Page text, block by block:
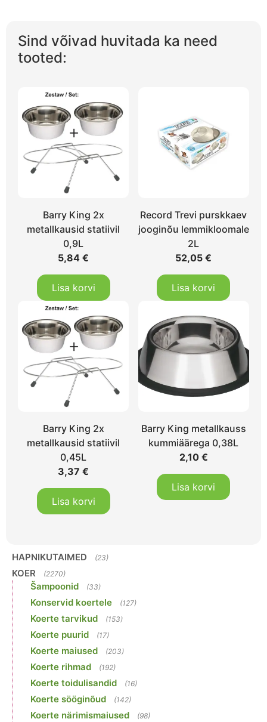
Sind võivad huvitada ka need
tooted:
Barry King 2x
metallkausid statiivil
0,9L
5,84€
Lisa korvi
Record Trevi purskkaev
jooginõu lemmikloomale
2L
52,05€
Lisa korvi
Barry King 2x
metallkausid statiivil
0,45L
3,37€
Lisa korvi
Barry King metallkauss
kummiäärega 0,38L
2,10 €
Lisa korvi
HAPNIKUTAIMED (23)
KOER (2270)
Šampoonid (33)
Konservid koertele (127)
Koerte tarvikud (153)
Koerte puurid (17)
Koerte maiused (203)
Koerte rihmad (192)
Koerte toidulisandid (16)
Koerte sööginõud (142)
Koerte närimismaiused (98)